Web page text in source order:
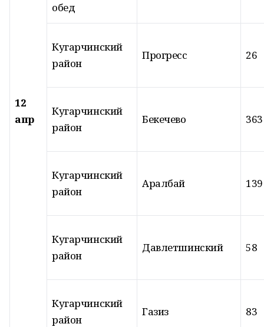
12
апр
обед
Кугарчинский
район
Прогресс 26
Кугарчинский
район
Бекечево 363
Кугарчинский
район
Аралбай 139
Кугарчинский
район
Давлетшинский 58
Кугарчинский
район
Газиз 83